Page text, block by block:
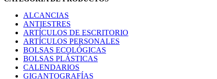
ALCANCIAS
ANTIESTRES
ARTÍCULOS DE ESCRITORIO
ARTÍCULOS PERSONALES
BOLSAS ECOLÓGICAS
BOLSAS PLÁSTICAS
CALENDARIOS
GIGANTOGRAFÍAS